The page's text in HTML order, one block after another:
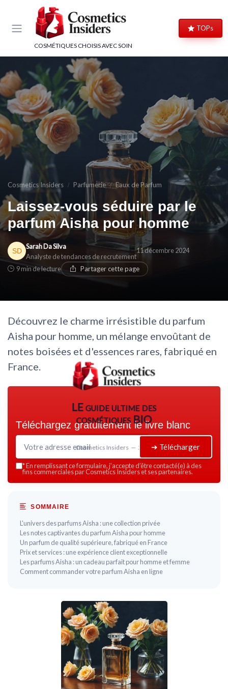
COSMÉTIQUES CHOISIS AVEC SOIN
TOPs
Cosmetics Insiders Parfumerie Eaux de Parfum
Laissez-vous séduire par le
parfum Aisha pour homme
Sarah Da Silva
Analyste de tendances de recrutement
11 décembre 2024
9 min de lecture Partager cette page
Découvrez le charme irrésistible du parfum
Aisha pour homme, un mélange envoûtant de
notes boisées et d'essences rares, fabriqué en
France.
LE guide ultime des
cosmétiques BIO
Cosmetics Insiders — 2026
Téléchargez gratuitement le livre blanc
➔ Télécharger
*En remplissant ce formulaire, j’accepte d’être contacté(e) à des
fins commerciales par Cosmetics Insiders et ses partenaires.
SOMMAIRE
L'univers des parfums Aisha : une collection privée
Les notes captivantes du parfum Aisha pour homme
Un parfum de qualité supérieure, fabriqué en France
Prix et services : une expérience client exceptionnelle
Les parfums Aisha : un cadeau parfait pour homme et femme
Comment commander votre parfum Aisha en ligne
→ Je m'inscris
* En remplissant ce formulaire, j'accepte d'être
contacté(e) à des fins commerciales par Cosmetics
Insiders et ses partenaires.
→ Je rejoins le club
* En rejoignant le club, j'accepte de recevoir les emails
de Cosmetics Insiders et les offres de ses partenaires.
Panneau de gestion des cookies